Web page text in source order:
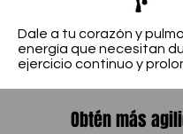
Dale a tu corazón y
energía que necesitan
ejercicio continuo y
Obténmás